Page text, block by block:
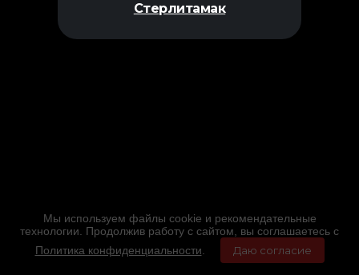
Стерлитамак
Мы используем файлы cookie и рекомендательные
технологии. Продолжив работу с сайтом, вы соглашаетесь с
Политика конфиденциальности
Даю согласие